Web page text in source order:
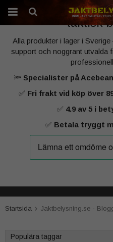
Sveriges specialist
taktisk
Alla produkter i lager i
support och noggrant utvalda
🔦 Specialister på
✅ Fri frakt vid köp över
✅ 4.9 av 5 i
✅ Betala tryggt
Produkten har
Startsida Jaktbelysning.se -
Populära taggar